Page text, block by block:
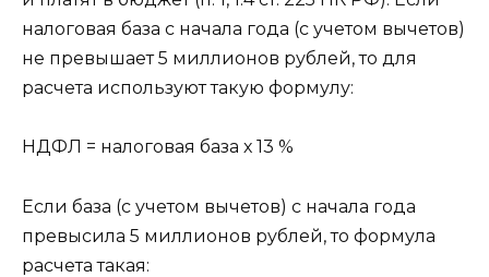
налоговая база с начала года (с учетом вычетов)
не превышает 5 миллионов рублей, то для
расчета используют такую формулу:
НДФЛ = налоговая база х 13 %
Если база (с учетом вычетов) с начала года
превысила 5 миллионов рублей, то формула
расчета такая: